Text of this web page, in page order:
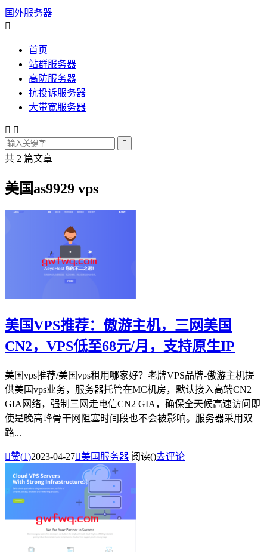
国外服务器

首页
站群服务器
高防服务器
抗投诉服务器
大带宽服务器
 

共 2 篇文章
美国as9929 vps
美国VPS推荐：傲游主机，三网美国
CN2，VPS低至68元/月，支持原生IP
美国vps推荐/美国vps租用哪家好？老牌VPS品牌-傲游主机提
供美国vps业务，服务器托管在MC机房，默认接入高端CN2
GIA网络，强制三网走电信CN2 GIA，确保全天候高速访问即
使是晚高峰骨干网阻塞时间段也不会被影响。服务器采用双
路...
赞(1)2023-04-27美国服务器 阅读()去评论